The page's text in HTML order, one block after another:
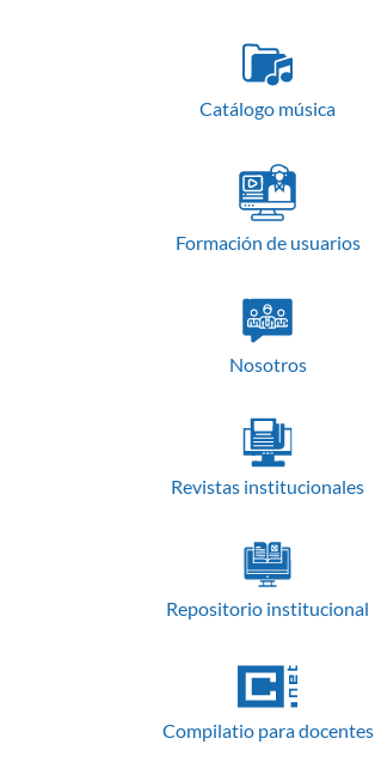
Catálogo música
Formación de usuarios
Nosotros
Revistas institucionales
Repositorio institucional
Compilatio para docentes